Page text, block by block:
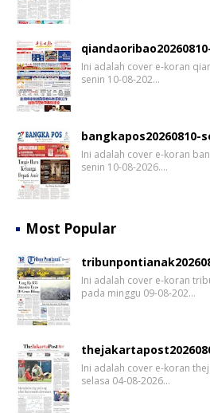
Ini adalah cover e-koran
senin 10-08-202…
bangkapos20260810-
Ini adalah cover e-koran
senin 10-08-2026.…
Most Popular
Ini adalah cover e-koran
pada minggu 09-08-202…
Ini adalah cover e-koran
selasa 04-08-2026…